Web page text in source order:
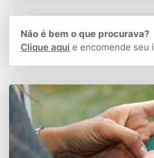
Não é bem o que procurava?
Clique aqui e encomende seu